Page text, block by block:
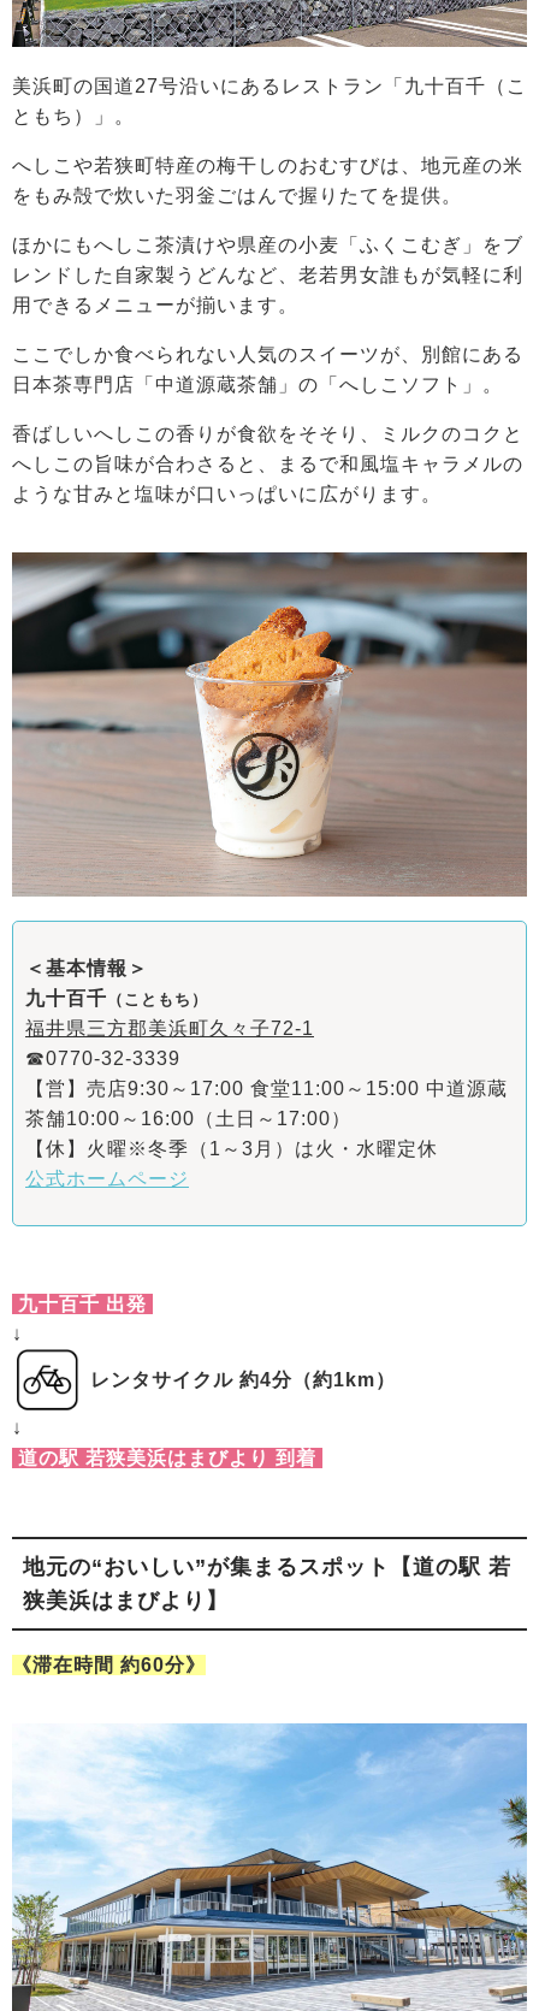
美浜町の国道27号沿いにあるレストラン「九十百千（こ
ともち）」。
へしこや若狭町特産の梅干しのおむすびは、地元産の米
をもみ殻で炊いた羽釡ごはんで握りたてを提供。
ほかにもへしこ茶漬けや県産の小麦「ふくこむぎ」をブ
レンドした自家製うどんなど、老若男女誰もが気軽に利
用できるメニューが揃います。
ここでしか食べられない人気のスイーツが、別館にある
日本茶専門店「中道源蔵茶舗」の「へしこソフト」。
香ばしいへしこの香りが食欲をそそり、ミルクのコクと
へしこの旨味が合わさると、まるで和風塩キャラメルの
ような甘みと塩味が口いっぱいに広がります。
＜基本情報＞
九十百千 （こともち）
福井県三方郡美浜町久々子72-1
☎0770-32-3339
【営】売店9:30～17:00 食堂11:00～15:00 中道源蔵
茶舗10:00～16:00（土日～17:00）
【休】火曜※冬季（1～3月）は火・水曜定休
公式ホームページ
九十百千 出発
↓
レンタサイクル 約4分（約1km）
↓
道の駅 若狭美浜はまびより 到着
地元の“おいしい”が集まるスポット【道の駅 若
狭美浜はまびより】
《滞在時間 約60分》